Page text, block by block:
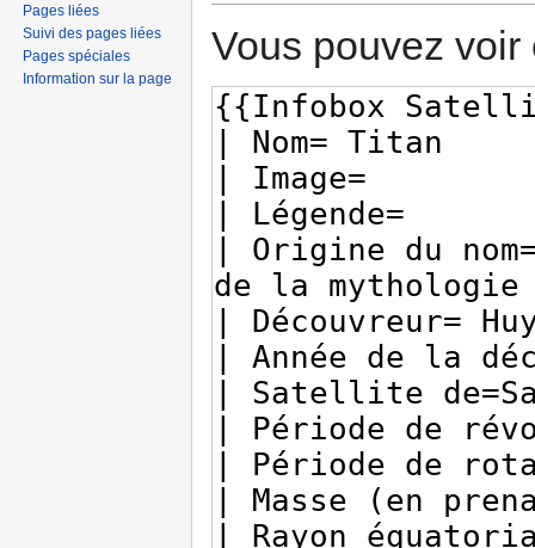
Vous pouvez
Pages liées
Suivi des pages liées
Pages spéciales
Information sur la page